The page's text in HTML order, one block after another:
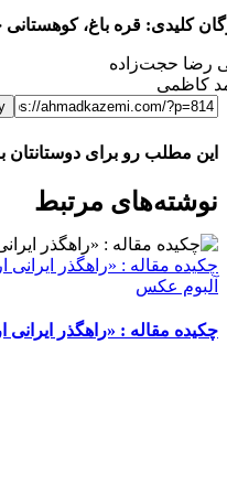
کلیدی: قره باغ،
رضا حجت‌زاده
کاظمی
این مطلب رو برای دوستانتان
FacebookX
LinkedIn
WhatsApp
Telegram
ایمیل
نوشته‌‌های مرتبط
چکیده مقاله : «راهگذر
آلبوم عکس
چکیده مقاله : «راهگذر